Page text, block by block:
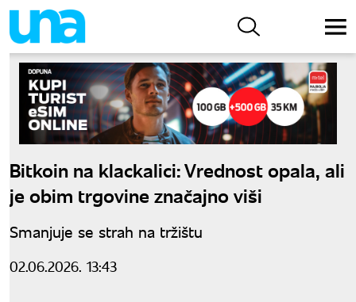
Bitkoin na klackalici: Vrednost opala, ali
je obim trgovine značajno viši
Smanjuje se strah na tržištu
02.06.2026. 13:43